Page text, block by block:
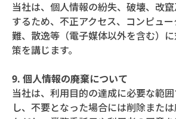
当社は、個人情報の紛失、破壊、改
するため、不正アクセス、コンピュ
難、散逸等（電子媒体以外を含む）
策を講じます。
9. 個人情報の廃棄について
当社は、利用目的の達成に必要な範
し、不要となった場合には削除または